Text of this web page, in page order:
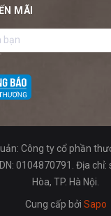
MÃI
Công ty cổ phần
0104870791. Địa
Hòa, TP. Hà Nội.
Cung cấp bởi Sapo